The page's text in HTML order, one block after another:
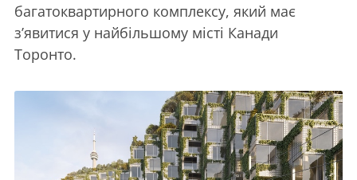
багатоквартирного комплексу, який має
з’явитися у найбільшому місті Канади
Торонто.